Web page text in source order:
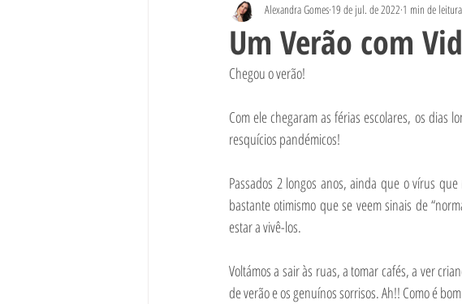
Terapia da Fala Alimentação e Crescimento
Um Verão com
Alexandra Gomes 19 de jul. de 2022 1 min de leitura
Chegou o verão!
Com ele chegaram as férias escolares, os dias
resquícios pandémicos!
Passados 2 longos anos, ainda que o vírus
bastante otimismo que se veem sinais de
estar a vivê-los.
Voltámos a sair às ruas, a tomar cafés, a ver
de verão e os genuínos sorrisos. Ah!! Como é